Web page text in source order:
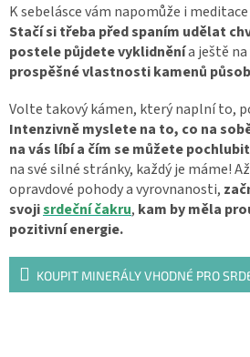
K sebelásce vám napomůže i
Stačí si třeba před spaním udělat
postele půjdete vyklidněnía ještě na
prospěšné vlastnosti kamenů
Volte takový kámen, který naplní to,
Intenzivně myslete na to, co na
na vás líbí a čím se můžete pochlubit
na své silné stránky, každý je máme!
opravdové pohody a vyrovnanosti,
svojisrdeční čakru, kam by měla
pozitivní energie.
KOUPIT MINERÁLY VHODNÉ PRO